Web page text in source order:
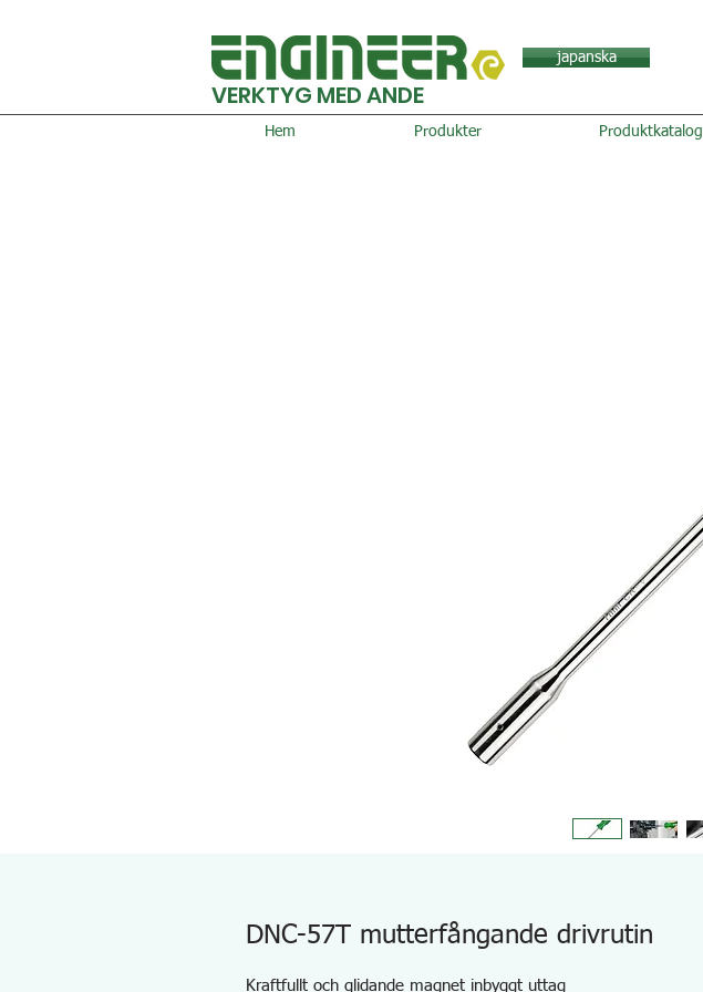
japanska
VERKTYG MED ANDE
Hem Produkter Produktkatalog
DNC-57T mutterfångande drivrutin
Kraftfullt och glidande magnet inbyggt uttag